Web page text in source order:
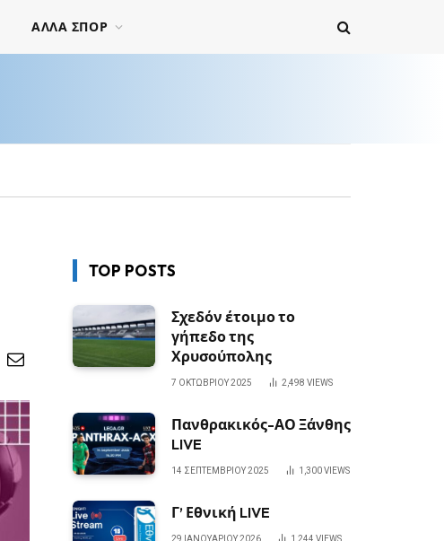
ΑΛΛΑ ΣΠΟΡ
TOP POSTS
Σχεδόν έτοιμο το
γήπεδο της
Χρυσούπολης
7 ΟΚΤΩΒΡΊΟΥ 2025 2,498 VIEWS
Πανθρακικός-ΑΟ Ξάνθης
LIVE
14 ΣΕΠΤΕΜΒΡΊΟΥ 2025 1,300VIEWS
Γ’ Εθνική LIVE
29 ΙΑΝΟΥΑΡΊΟΥ 2026 1,244 VIEWS